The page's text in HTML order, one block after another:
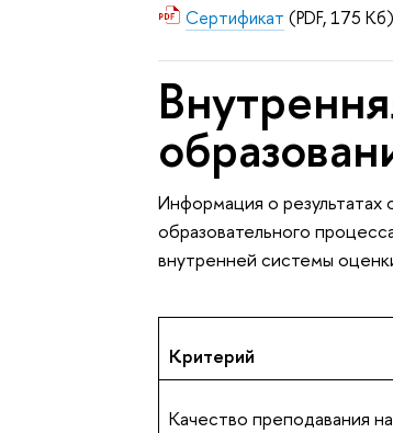
Сертификат (PDF, 175 Кб)
Информация о
образовательного
внутренней системы
Критерий
Качество преподавания